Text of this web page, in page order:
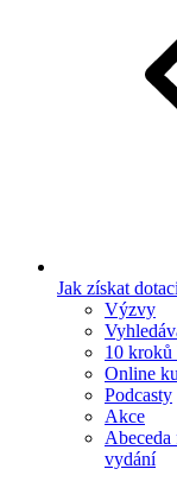
Jak získat
Výzvy
10 kroků
Online
Podcasty
Akce
vydání